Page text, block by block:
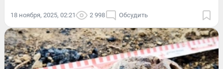
18 ноября, 2025, 02:21 2 998 Обсудить